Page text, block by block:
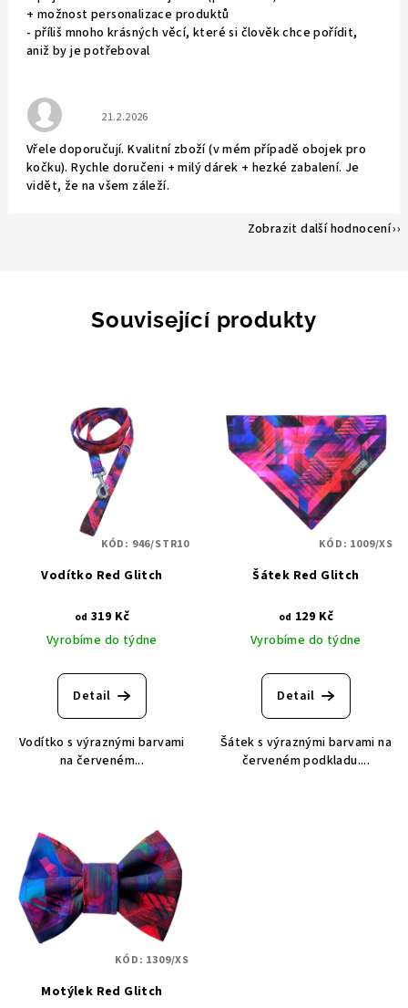
+ možnost personalizace produktů
- příliš mnoho krásných věcí, které si člověk chce pořídit,
aniž by je potřeboval
Hodnocení obchodu je 5 z 5 hvězdiček.
21.2.2026
Vřele doporučují. Kvalitní zboží (v mém případě obojek pro
kočku). Rychle doručeni + milý dárek + hezké zabalení. Je
vidět, že na všem záleží.
Zobrazit další hodnocení
Související produkty
Vodítko Red Glitch
od 319 Kč
Vyrobíme do týdne
Detail
Vodítko s výraznými barvami
na červeném...
KÓD: 946/STR10
Šátek Red Glitch
od 129 Kč
Vyrobíme do týdne
Detail
Šátek s výraznými barvami na
červeném podkladu....
KÓD: 1009/XS
Motýlek Red Glitch
KÓD: 1309/XS